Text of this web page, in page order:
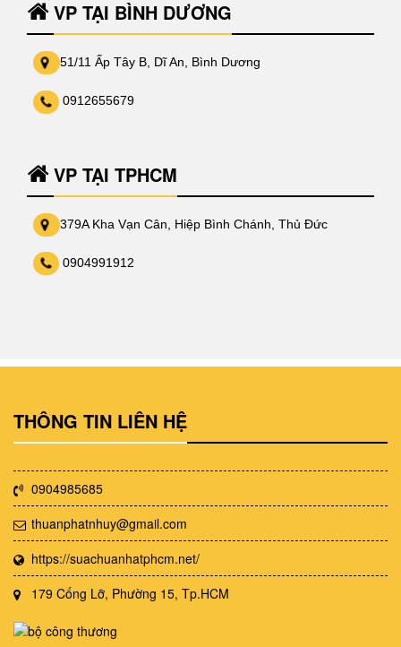
VP TẠI BÌNH DƯƠNG
51/11 Ấp Tây B, Dĩ An, Bình Dương
0912655679
VP TẠI TPHCM
379A Kha Vạn Cân, Hiệp Bình Chánh, Thủ Đức
0904991912
THÔNG TIN LIÊN HỆ
0904985685
thuanphatnhuy@gmail.com
https://suachuanhatphcm.net/
179 Cống Lỡ, Phường 15, Tp.HCM